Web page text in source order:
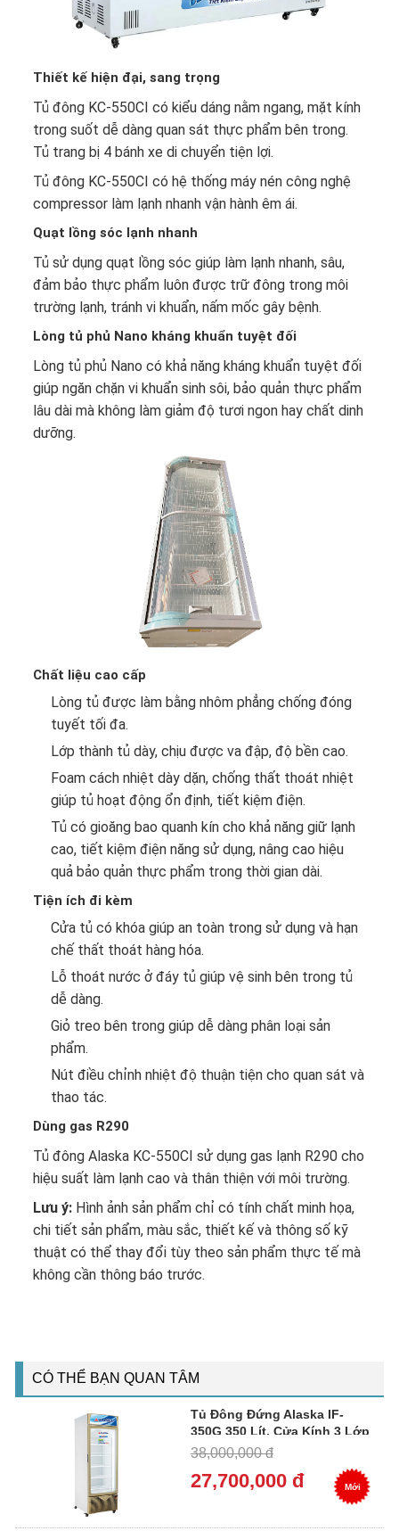
Thiết kế hiện đại, sang trọng
Tủ đông KC-550CI có kiểu dáng nằm ngang, mặt kính
trong suốt dễ dàng quan sát thực phẩm bên trong.
Tủ trang bị 4 bánh xe di chuyển tiện lợi.
Tủ đông KC-550CI có hệ thống máy nén công nghệ
compressor làm lạnh nhanh vận hành êm ái.
Quạt lồng sóc lạnh nhanh
Tủ sử dụng quạt lồng sóc giúp làm lạnh nhanh, sâu,
đảm bảo thực phẩm luôn được trữ đông trong môi
trường lạnh, tránh vi khuẩn, nấm mốc gây bệnh.
Lòng tủ phủ Nano kháng khuẩn tuyệt đối
Lòng tủ phủ Nano có khả năng kháng khuẩn tuyệt đối
giúp ngăn chặn vi khuẩn sinh sôi, bảo quản thực phẩm
lâu dài mà không làm giảm độ tươi ngon hay chất dinh
dưỡng.
Chất liệu cao cấp
Lòng tủ được làm bằng nhôm phẳng chống đóng
tuyết tối đa.
Lớp thành tủ dày, chịu được va đập, độ bền cao.
Foam cách nhiệt dày dặn, chống thất thoát nhiệt
giúp tủ hoạt động ổn định, tiết kiệm điện.
Tủ có gioăng bao quanh kín cho khả năng giữ lạnh
cao, tiết kiệm điện năng sử dụng, nâng cao hiệu
quả bảo quản thực phẩm trong thời gian dài.
Tiện ích đi kèm
Cửa tủ có khóa giúp an toàn trong sử dụng và hạn
chế thất thoát hàng hóa.
Lỗ thoát nước ở đáy tủ giúp vệ sinh bên trong tủ
dễ dàng.
Giỏ treo bên trong giúp dễ dàng phân loại sản
phẩm.
Nút điều chỉnh nhiệt độ thuận tiện cho quan sát và
thao tác.
Dùng gas R290
Tủ đông Alaska KC-550CI sử dụng gas lạnh R290 cho
hiệu suất làm lạnh cao và thân thiện với môi trường.
Lưu ý: Hình ảnh sản phẩm chỉ có tính chất minh họa,
chi tiết sản phẩm, màu sắc, thiết kế và thông số kỹ
thuật có thể thay đổi tùy theo sản phẩm thực tế mà
không cần thông báo trước.
CÓ THỂ BẠN QUAN TÂM
Tủ Đông Đứng Alaska IF-
350G 350 Lít, Cửa Kính 3 Lớp
Low-E
38,000,000 đ
27,700,000 đ Mới